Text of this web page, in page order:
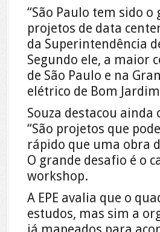
“São Paulo tem sido
projetos de data
da Superintendência
Segundo ele, a maior
de São Paulo e na
elétrico de Bom
Souza destacou
“São projetos que
rápido que uma obra
O grande desafio é o
workshop.
A EPE avalia que o
estudos, mas sim a